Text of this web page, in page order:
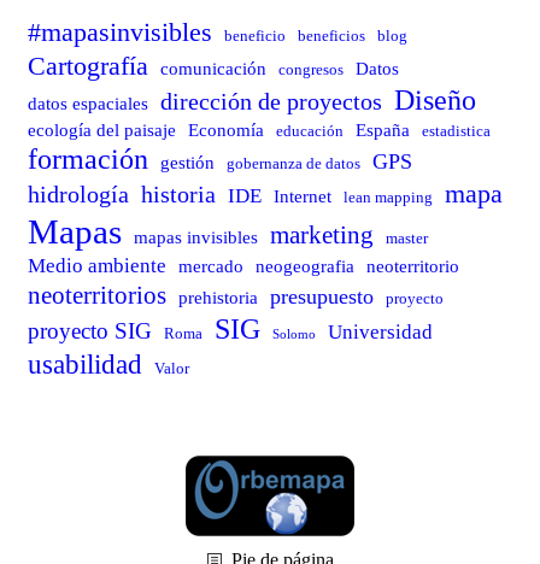
#mapasinvisibles beneficio beneficios blog
Cartografía comunicación congresos
Datos
datos espaciales dirección de proyectos Diseño
ecología del paisaje Economía educación España estadistica
formación gestión gobernanza de datos GPS
hidrología historia IDE Internet lean mapping mapa
Mapas mapas invisibles marketing master
Medio ambiente mercado neogeografia neoterritorio
neoterritorios prehistoria presupuesto proyecto
proyecto SIG Roma SIG Solomo Universidad
usabilidad Valor